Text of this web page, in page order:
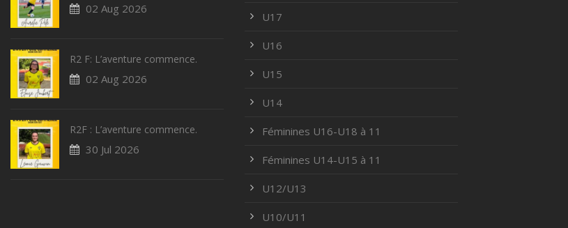
02 Aug 2026
R2 F: L’aventure commence.
02 Aug 2026
R2F : L’aventure commence.
30 Jul 2026
U17
U16
U15
U14
Féminines U16-U18 à 11
Féminines U14-U15 à 11
U12/U13
U10/U11